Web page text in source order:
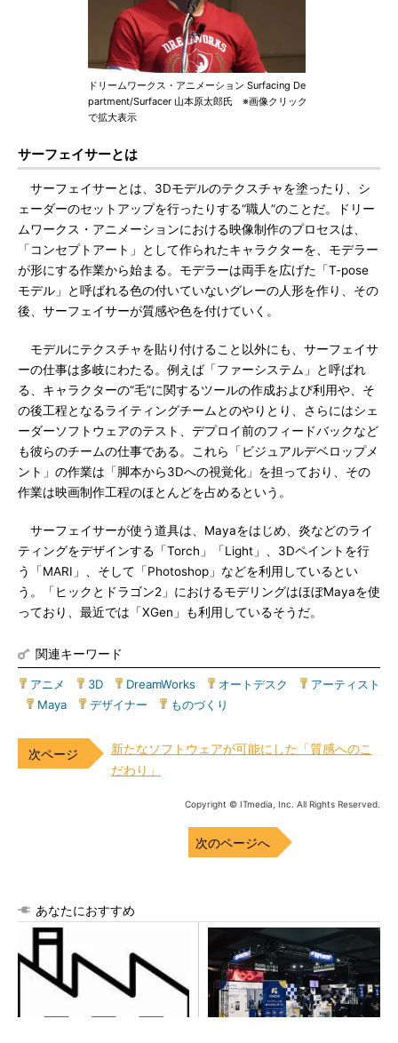
ドリームワークス・アニメーション Surfacing De
partment/Surfacer 山本原太郎氏 ※画像クリック
で拡大表示
サーフェイサーとは
サーフェイサーとは、3Dモデルのテクスチャを塗ったり、シ
ェーダーのセットアップを行ったりする“職人”のことだ。ドリー
ムワークス・アニメーションにおける映像制作のプロセスは、
「コンセプトアート」として作られたキャラクターを、モデラー
が形にする作業から始まる。モデラーは両手を広げた「T-pose
モデル」と呼ばれる色の付いていないグレーの人形を作り、その
後、サーフェイサーが質感や色を付けていく。
モデルにテクスチャを貼り付けること以外にも、サーフェイサ
ーの仕事は多岐にわたる。例えば「ファーシステム」と呼ばれ
る、キャラクターの“毛”に関するツールの作成および利用や、そ
の後工程となるライティングチームとのやりとり、さらにはシェ
ーダーソフトウェアのテスト、デプロイ前のフィードバックなど
も彼らのチームの仕事である。これら「ビジュアルデベロップメ
ント」の作業は「脚本から3Dへの視覚化」を担っており、その
作業は映画制作工程のほとんどを占めるという。
サーフェイサーが使う道具は、Mayaをはじめ、炎などのライ
ティングをデザインする「Torch」「Light」、3Dペイントを行
う「MARI」、そして「Photoshop」などを利用しているとい
う。「ヒックとドラゴン2」におけるモデリングはほぼMayaを使
っており、最近では「XGen」も利用しているそうだ。
関連キーワード
アニメ 3D DreamWorks オートデスク
アーティスト
Maya デザイナー ものづくり
新たなソフトウェアが可能にした「質感へのこ
だわり」
Copyright © ITmedia, Inc. All Rights Reserved.
次のページへ
あなたにおすすめ